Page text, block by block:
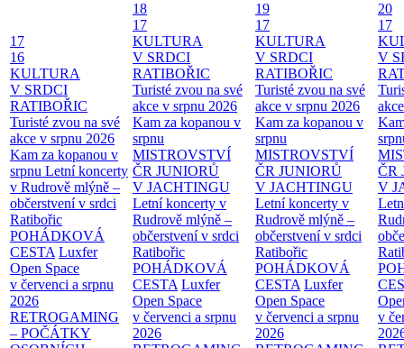
17
16
KULTURA
V SRDCI
RATIBOŘIC
Turisté zvou na své
akce v srpnu 2026
Kam za kopanou v
srpnu Letní koncerty
v Rudrově mlýně –
občerstvení v srdci
Ratibořic
POHÁDKOVÁ
CESTA Luxfer
Open Space
v červenci a srpnu
2026
RETROGAMING
– POČÁTKY
18
17
KULTURA
V SRDCI
RATIBOŘIC
Turisté zvou na své
akce v srpnu 2026
Kam za kopanou v
srpnu
MISTROVSTVÍ
ČR JUNIORŮ
V JACHTINGU
Letní koncerty v
Rudrově mlýně –
občerstvení v srdci
Ratibořic
POHÁDKOVÁ
CESTA Luxfer
Open Space
v červenci a srpnu
2026
19
17
KULTURA
V SRDCI
RATIBOŘIC
Turisté zvou na své
akce v srpnu 2026
Kam za kopanou v
srpnu
MISTROVSTVÍ
ČR JUNIORŮ
V JACHTINGU
Letní koncerty v
Rudrově mlýně –
občerstvení v srdci
Ratibořic
POHÁDKOVÁ
CESTA Luxfer
Open Space
v červenci a srpnu
2026
20
17
V
ČR
V
v